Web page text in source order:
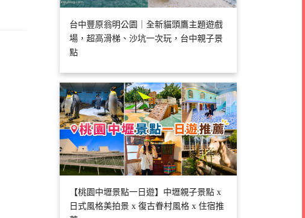
台中豐原翁明公園｜全新貓頭鷹主題遊戲
場，超高滑梯、沙坑一次玩，台中親子景
點
【桃園中壢景點一日遊】中壢親子景點 x
日式風格美拍景 x 復古眷村風格 x 住宿推